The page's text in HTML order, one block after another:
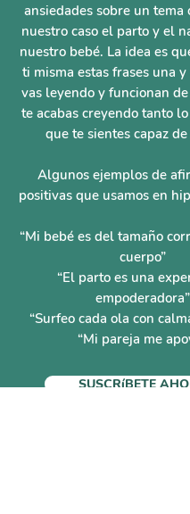
ansiedades sobre un tema
nuestro caso el parto y el
nuestro bebé. La idea es
ti misma estas frases una
vas leyendo y funcionan
te acabas creyendo tanto
que te sientes capaz
Algunos ejemplos de
positivas que usamos en
“Mi bebé es del tamaño
cuerpo”
“El parto es una
empoderadora”
“Surfeo cada ola con
“Mi pareja me
SUSCRíBETE